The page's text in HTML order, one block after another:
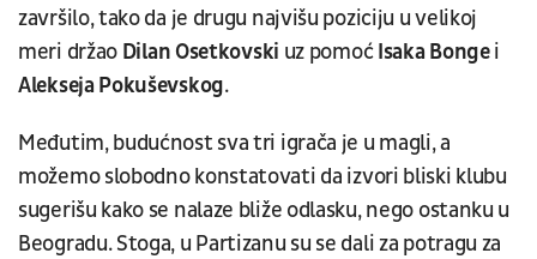
završilo, tako da je drugu najvišu poziciju u velikoj
meri držao Dilan Osetkovski uz pomoćIsaka Bongei
Alekseja Pokuševskog.
Međutim, budućnost sva tri igrača je u magli, a
možemo slobodno konstatovati da izvori bliski klubu
sugerišu kako se nalaze bliže odlasku, nego ostanku u
Beogradu. Stoga, u Partizanu su se dali za potragu za